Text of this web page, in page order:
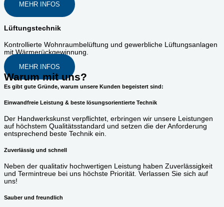
MEHR INFOS
Lüftungstechnik
Kontrollierte Wohnraumbelüftung und gewerbliche Lüftungsanlagen
mit Wärmerückgewinnung.
MEHR INFOS
Warum mit uns?
Es gibt gute Gründe, warum unsere Kunden begeistert sind:
Einwandfreie Leistung & beste lösungsorientierte Technik
Der Handwerkskunst verpflichtet, erbringen wir unsere Leistungen
auf höchstem Qualitätsstandard und setzen die der Anforderung
entsprechend beste Technik ein.
Zuverlässig und schnell
Neben der qualitativ hochwertigen Leistung haben Zuverlässigkeit
und Termintreue bei uns höchste Priorität. Verlassen Sie sich auf
uns!
Sauber und freundlich